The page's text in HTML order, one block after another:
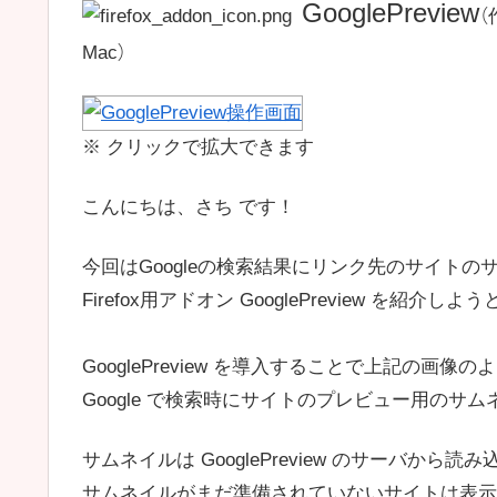
GooglePreview
Mac）
※ クリックで拡大できます
こんにちは、さち です！
今回はGoogleの検索結果にリンク先のサイトの
Firefox用アドオン GooglePreview を紹介しよう
GooglePreview を導入することで上記の画像の
Google で検索時にサイトのプレビュー用のサ
サムネイルは GooglePreview のサーバから読み